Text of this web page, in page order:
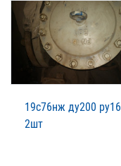
19с76нж ду200 ру16
2шт